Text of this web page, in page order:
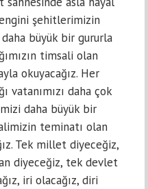
şehitlerimizin
daha büyük bir gururla
timsali olan
okuyacağız. Her
vatanımızı daha çok
daha büyük bir
teminatı olan
Tek millet diyeceğiz,
diyeceğiz, tek devlet
iri olacağız, diri